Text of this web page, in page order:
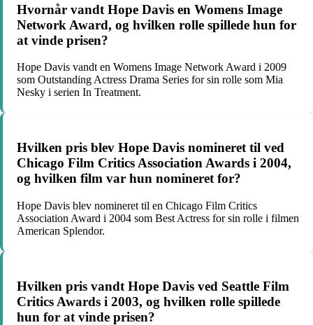
Hvornår vandt Hope Davis en Womens Image
Network Award, og hvilken rolle spillede hun for
at vinde prisen?
Hope Davis vandt en Womens Image Network Award i 2009
som Outstanding Actress Drama Series for sin rolle som Mia
Nesky i serien In Treatment.
Hvilken pris blev Hope Davis nomineret til ved
Chicago Film Critics Association Awards i 2004,
og hvilken film var hun nomineret for?
Hope Davis blev nomineret til en Chicago Film Critics
Association Award i 2004 som Best Actress for sin rolle i filmen
American Splendor.
Hvilken pris vandt Hope Davis ved Seattle Film
Critics Awards i 2003, og hvilken rolle spillede
hun for at vinde prisen?